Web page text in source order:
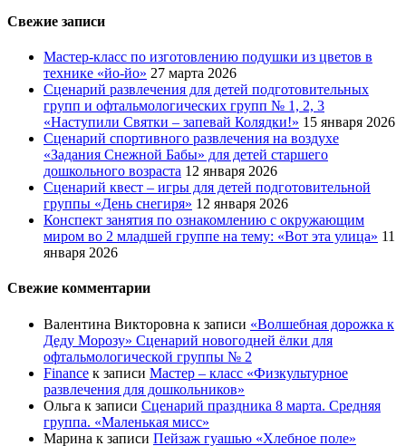
Свежие записи
Мастер-класс по изготовлению подушки из цветов в
технике «йо-йо» 27 марта 2026
Сценарий развлечения для детей подготовительных
групп и офтальмологических групп № 1, 2, 3
«Наступили Святки – запевай Колядки!» 15 января 2026
Сценарий спортивного развлечения на воздухе
«Задания Снежной Бабы» для детей старшего
дошкольного возраста 12 января 2026
Сценарий квест – игры для детей подготовительной
группы «День снегиря» 12 января 2026
Конспект занятия по ознакомлению с окружающим
миром во 2 младшей группе на тему: «Вот эта улица» 11
января 2026
Свежие комментарии
Валентина Викторовна к записи «Волшебная дорожка к
Деду Морозу» Сценарий новогодней ёлки для
офтальмологической группы № 2
Finance к записи Мастер – класс «Физкультурное
развлечения для дошкольников»
Ольга к записи Сценарий праздника 8 марта. Средняя
группа. «Маленькая мисс»
Марина к записи Пейзаж гуашью «Хлебное поле»